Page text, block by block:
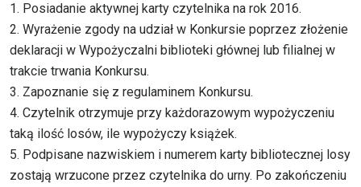
1. Posiadanie aktywnej karty czytelnika na rok 2016.
2. Wyrażenie zgody na udział w Konkursie poprzez złożenie
deklaracji w Wypożyczalni biblioteki głównej lub filialnej w
trakcie trwania Konkursu.
3. Zapoznanie się z regulaminem Konkursu.
4. Czytelnik otrzymuje przy każdorazowym wypożyczeniu
taką ilość losów, ile wypożyczy książek.
5. Podpisane nazwiskiem i numerem karty bibliotecznej losy
zostają wrzucone przez czytelnika do urny. Po zakończeniu